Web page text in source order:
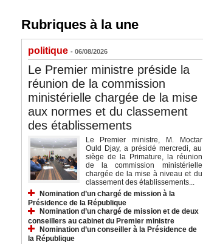
Rubriques à la une
politique - 06/08/2026
Le Premier ministre préside la
réunion de la commission
ministérielle chargée de la mise
aux normes et du classement
des établissements
Le Premier ministre, M. Moctar
Ould Djay, a présidé mercredi, au
siège de la Primature, la réunion
de la commission ministérielle
chargée de la mise à niveau et du
classement des établissements...
Nomination d’un chargé de mission à la
Présidence de la République
Nomination d’un chargé de mission et de deux
conseillers au cabinet du Premier ministre
Nomination d’un conseiller à la Présidence de
la République